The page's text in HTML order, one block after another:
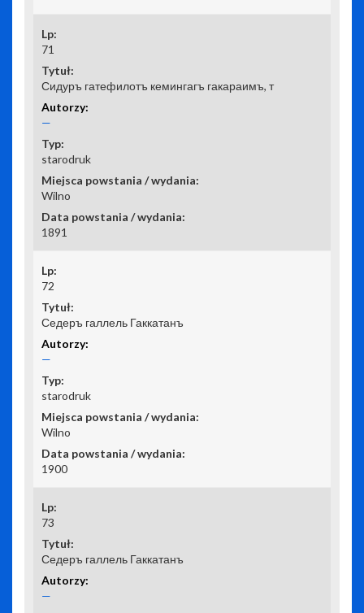
71
Сидуръ гатефилотъ кемингагъ гакараимъ, т
—
starodruk
Wilno
1891
72
Седеръ галлель Гаккатанъ
—
starodruk
Wilno
1900
73
Седеръ галлель Гаккатанъ
—